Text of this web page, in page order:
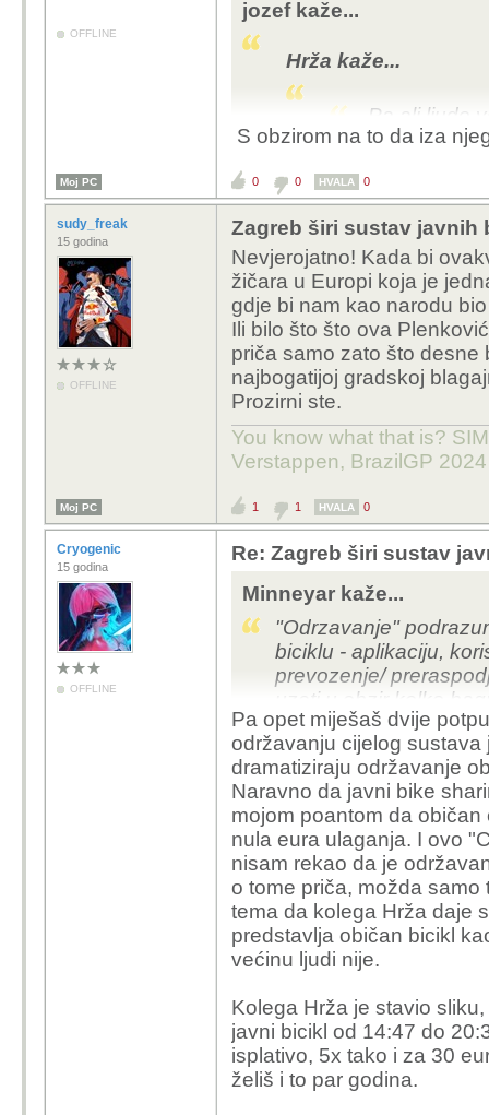
OFFLINE
jozef kaže...
Hrža kaže...
Pa ali ljude
bandicevog
se koristi
nađeš u
njegov
kn ako se
koristi.
Kakve laži i objede,
(Oltar je na
isti prokišnjava! Znam
:-)
S obzirom na to da iza
Moj PC 0 0 HVALA 0
sudy_freak
15 godina
OFFLINE
Zagreb širi sustav javnih
Nevjerojatno! Kada bi
žičara u Europi koja je
gdje bi nam kao narodu
Ili bilo što što ova
priča samo zato što desne
najbogatijoj gradskoj
Prozirni ste.
You know what that is?
Verstappen, BrazilGP 2024
Moj PC 1 1 HVALA 0
Cryogenic
15 godina
OFFLINE
Re: Zagreb širi sustav
Minneyar kaže...
"Odrzavanje"
biciklu - aplikaciju,
prevozenje/
uzeti u obzir kolko
unistava. Moras bas
odrzavanja svog
Pa opet miješaš dvije
održavanju cijelog
dramatiziraju održavanje
Naravno da javni bike
mojom poantom da
nula eura ulaganja. I ovo
nisam rekao da je
o tome priča, možda
tema da kolega Hrža daje
predstavlja običan bicikl
većinu ljudi nije.
Kolega Hrža je stavio
javni bicikl od 14:47 do
isplativo, 5x tako i za 30
želiš i to par godina.